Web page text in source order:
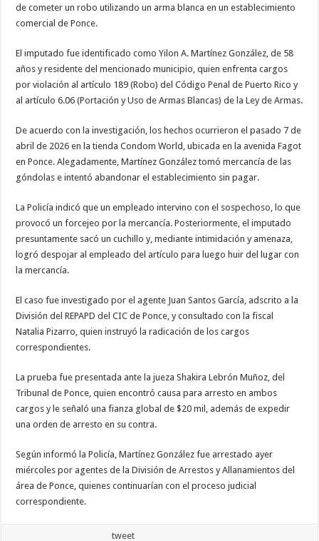
de cometer un robo utilizando un arma blanca en un establecimiento
comercial de Ponce.
El imputado fue identificado como Yilon A. Martínez González, de 58
años y residente del mencionado municipio, quien enfrenta cargos
por violación al artículo 189 (Robo) del Código Penal de Puerto Rico y
al artículo 6.06 (Portación y Uso de Armas Blancas) de la Ley de Armas.
De acuerdo con la investigación, los hechos ocurrieron el pasado 7 de
abril de 2026 en la tienda Condom World, ubicada en la avenida Fagot
en Ponce. Alegadamente, Martínez González tomó mercancía de las
góndolas e intentó abandonar el establecimiento sin pagar.
La Policía indicó que un empleado intervino con el sospechoso, lo que
provocó un forcejeo por la mercancía. Posteriormente, el imputado
presuntamente sacó un cuchillo y, mediante intimidación y amenaza,
logró despojar al empleado del artículo para luego huir del lugar con
la mercancía.
El caso fue investigado por el agente Juan Santos García, adscrito a la
División del REPAPD del CIC de Ponce, y consultado con la fiscal
Natalia Pizarro, quien instruyó la radicación de los cargos
correspondientes.
La prueba fue presentada ante la jueza Shakira Lebrón Muñoz, del
Tribunal de Ponce, quien encontró causa para arresto en ambos
cargos y le señaló una fianza global de $20 mil, además de expedir
una orden de arresto en su contra.
Según informó la Policía, Martínez González fue arrestado ayer
miércoles por agentes de la División de Arrestos y Allanamientos del
área de Ponce, quienes continuarían con el proceso judicial
correspondiente.
tweet